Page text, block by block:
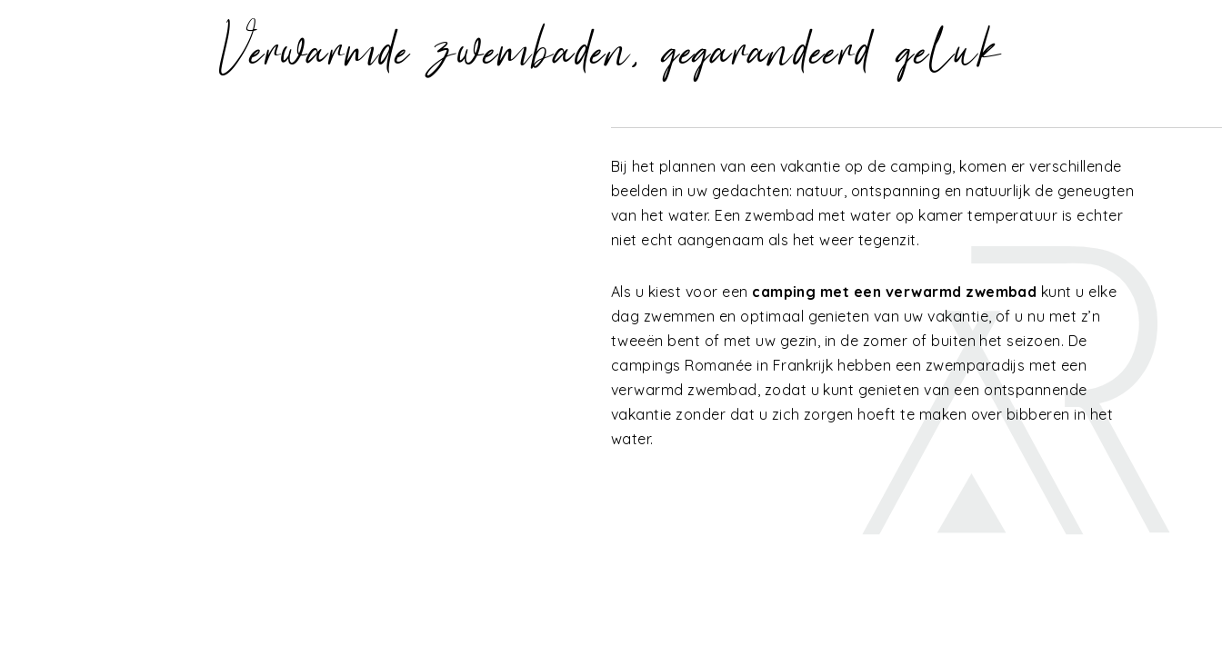
Verwarmde zwembaden, gegarandeerd geluk
Bij het plannen van een vakantie op de camping, komen er verschillende
beelden in uw gedachten: natuur, ontspanning en natuurlijk de geneugten
van het water. Een zwembad met water op kamer temperatuur is echter
niet echt aangenaam als het weer tegenzit.
Als u kiest voor een camping met een verwarmd zwembad kunt u elke
dag zwemmen en optimaal genieten van uw vakantie, of u nu met z’n
tweeën bent of met uw gezin, in de zomer of buiten het seizoen. De
campings Romanée in Frankrijk hebben een zwemparadijs met een
verwarmd zwembad, zodat u kunt genieten van een ontspannende
vakantie zonder dat u zich zorgen hoeft te maken over bibberen in het
water.